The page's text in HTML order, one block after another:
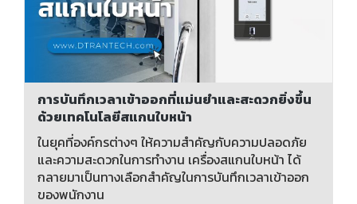
การบันทึกเวลาเข้าออกที่แม่นยำและสะดวกยิ่งขึ้น
ด้วยเทคโนโลยีสแกนใบหน้า
ในยุคที่องค์กรต่างๆ ให้ความสำคัญกับความปลอดภัย
และความสะดวกในการทำงาน เครื่องสแกนใบหน้า ได้
กลายมาเป็นทางเลือกสำคัญในการบันทึกเวลาเข้าออก
ของพนักงาน